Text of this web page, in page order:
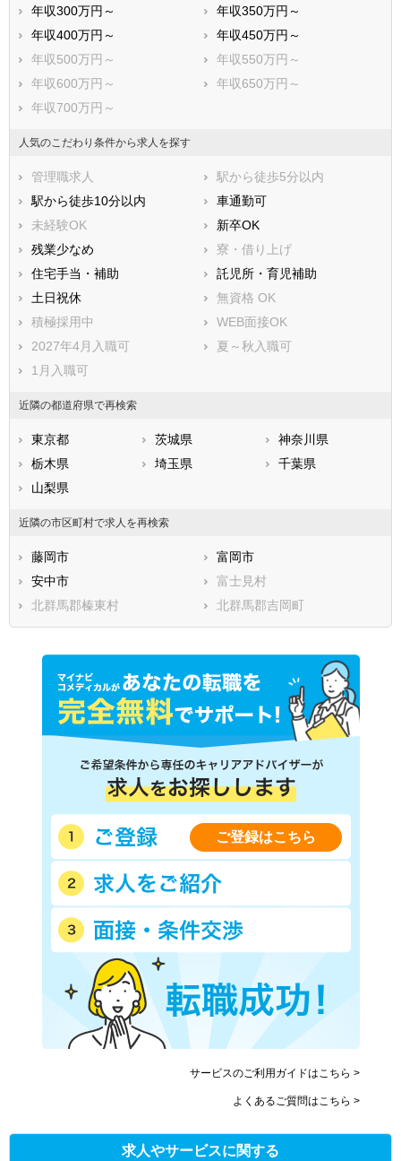
年収300万円～
年収350万円～
年収400万円～
年収450万円～
年収500万円～
年収550万円～
年収600万円～
年収650万円～
年収700万円～
人気のこだわり条件から求人を探す
管理職求人
駅から徒歩5分以内
駅から徒歩10分以内
車通勤可
未経験OK
新卒OK
残業少なめ
寮・借り上げ
住宅手当・補助
託児所・育児補助
土日祝休
無資格 OK
積極採用中
WEB面接OK
2027年4月入職可
夏～秋入職可
1月入職可
近隣の都道府県で再検索
東京都 茨城県
神奈川県
栃木県
埼玉県
千葉県
山梨県
近隣の市区町村で求人を再検索
藤岡市
富岡市
安中市
富士見村
北群馬郡榛東村
北群馬郡吉岡町
ご登録はこちら
サービスのご利用ガイドはこちら >
よくあるご質問はこちら >
求人やサービスに関する